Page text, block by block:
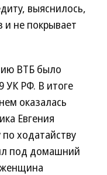
выяснилось,
и не покрывает
ВТБ было
УК РФ. В итоге
оказалась
Евгения
ходатайству
под домашний
женщина